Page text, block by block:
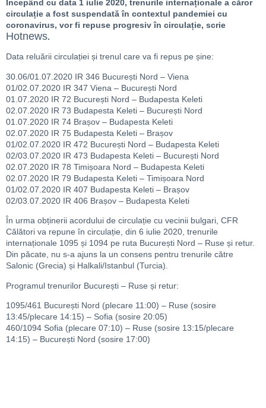
Începând cu data 1 iulie 2020, trenurile internaționale a căror
circulație a fost suspendată în contextul pandemiei cu
coronavirus, vor fi repuse progresiv în circulație, scrie
Hotnews.
Data reluării circulației și trenul care va fi repus pe șine:
30.06/01.07.2020 IR 346 București Nord – Viena
01/02.07.2020 IR 347 Viena – București Nord
01.07.2020 IR 72 București Nord – Budapesta Keleti
02.07.2020 IR 73 Budapesta Keleti – București Nord
01.07.2020 IR 74 Brașov – Budapesta Keleti
02.07.2020 IR 75 Budapesta Keleti – Brașov
01/02.07.2020 IR 472 București Nord – Budapesta Keleti
02/03.07.2020 IR 473 Budapesta Keleti – București Nord
02.07.2020 IR 78 Timișoara Nord – Budapesta Keleti
02.07.2020 IR 79 Budapesta Keleti – Timișoara Nord
01/02.07.2020 IR 407 Budapesta Keleti – Brașov
02/03.07.2020 IR 406 Brașov – Budapesta Keleti
În urma obținerii acordului de circulație cu vecinii bulgari, CFR
Călători va repune în circulație, din 6 iulie 2020, trenurile
internaționale 1095 și 1094 pe ruta București Nord – Ruse și retur.
Din păcate, nu s-a ajuns la un consens pentru trenurile către
Salonic (Grecia) și Halkali/Istanbul (Turcia).
Programul trenurilor București – Ruse și retur:
1095/461 București Nord (plecare 11:00) – Ruse (sosire
13:45/plecare 14:15) – Sofia (sosire 20:05)
460/1094 Sofia (plecare 07:10) – Ruse (sosire 13:15/plecare
14:15) – București Nord (sosire 17:00)